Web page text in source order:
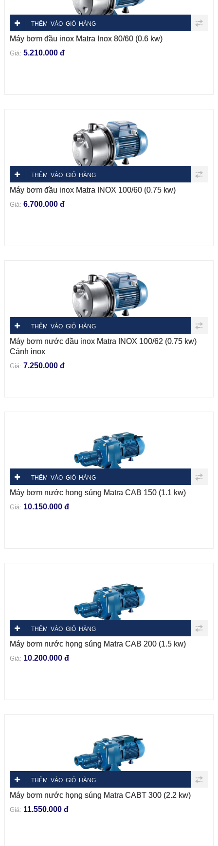
THÊM VÀO GIỎ HÀNG
Máy bơm đầu inox Matra Inox 80/60 (0.6 kw)
Giá: 5.210.000 đ
THÊM VÀO GIỎ HÀNG
Máy bơm đầu inox Matra INOX 100/60 (0.75 kw)
Giá: 6.700.000 đ
THÊM VÀO GIỎ HÀNG
Máy bơm nước đầu inox Matra INOX 100/62 (0.75 kw)
Cánh inox
Giá: 7.250.000 đ
THÊM VÀO GIỎ HÀNG
Máy bơm nước họng súng Matra CAB 150 (1.1 kw)
Giá: 10.150.000 đ
THÊM VÀO GIỎ HÀNG
Máy bơm nước họng súng Matra CAB 200 (1.5 kw)
Giá: 10.200.000 đ
THÊM VÀO GIỎ HÀNG
Máy bơm nước họng súng Matra CABT 300 (2.2 kw)
Giá: 11.550.000 đ